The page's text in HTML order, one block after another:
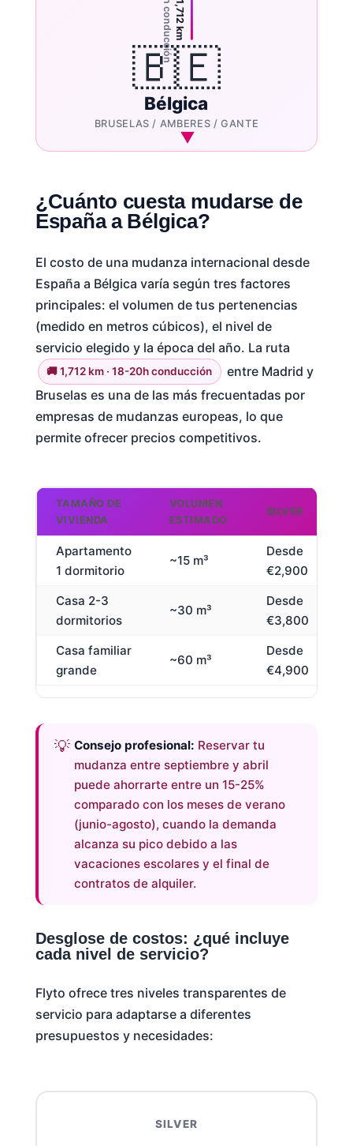
~1,712 km
🇧🇪
Bélgica
BRUSELAS / AMBERES / GANTE
¿Cuánto cuesta mudarse de
España a Bélgica?
El costo de una mudanza internacional desde
España a Bélgica varía según tres factores
principales: el volumen de tus pertenencias
(medido en metros cúbicos), el nivel de
servicio elegido y la época del año. La ruta
🚚 1,712 km · 18-20h conducción
entre Madrid y
Bruselas es una de las más frecuentadas por
empresas de mudanzas europeas, lo que
permite ofrecer precios competitivos.
TAMAÑO DE
VIVIENDA
VOLUMEN
ESTIMADO
SILVER
Apartamento
1 dormitorio
~15 m³
Desde
€2,900
Casa 2-3
dormitorios
~30 m³
Desde
€3,800
Casa familiar
grande
~60 m³
Desde
€4,900
Consejo profesional: Reservar tu
mudanza entre septiembre y abril
puede ahorrarte entre un 15-25%
comparado con los meses de verano
(junio-agosto), cuando la demanda
alcanza su pico debido a las
vacaciones escolares y el final de
contratos de alquiler.
Desglose de costos: ¿qué incluye
cada nivel de servicio?
Flyto ofrece tres niveles transparentes de
servicio para adaptarse a diferentes
presupuestos y necesidades:
SILVER